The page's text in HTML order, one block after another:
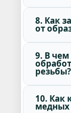
8. Как
от
9. В
резьбы?
10. Как
медных